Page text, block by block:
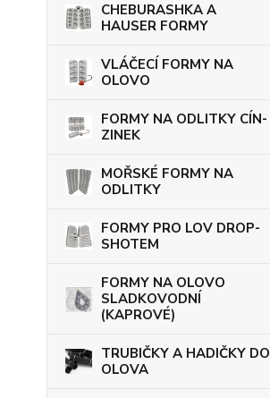
CHEBURASHKA A
HAUSER FORMY
VLÁČECÍ FORMY NA
OLOVO
FORMY NA ODLITKY CÍN-
ZINEK
MOŘSKÉ FORMY NA
ODLITKY
FORMY PRO LOV DROP-
SHOTEM
FORMY NA OLOVO
SLADKOVODNÍ
(KAPROVÉ)
TRUBIČKY A HADIČKY DO
OLOVA